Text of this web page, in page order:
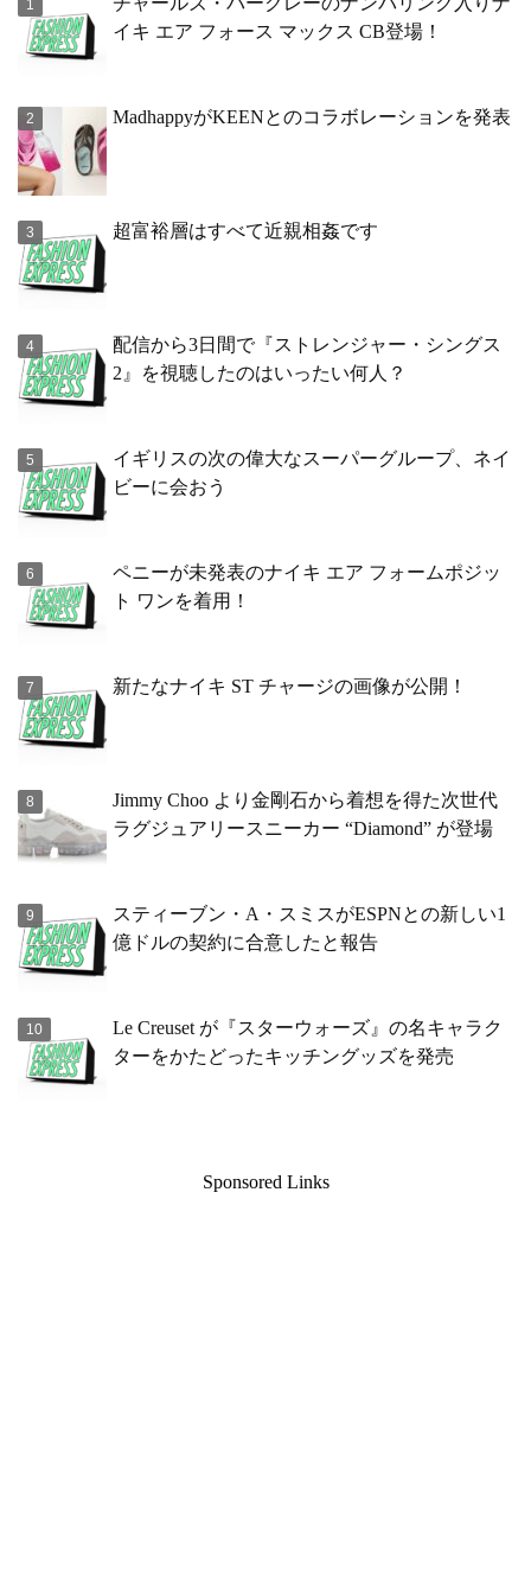
イキ エア フォース マックス CB登場！
MadhappyがKEENとのコラボレーションを発表
超富裕層はすべて近親相姦です
配信から3日間で『ストレンジャー・シングス
2』を視聴したのはいったい何人？
イギリスの次の偉大なスーパーグループ、ネイ
ビーに会おう
ペニーが未発表のナイキ エア フォームポジッ
ト ワンを着用！
新たなナイキ ST チャージの画像が公開！
Jimmy Choo より金剛石から着想を得た次世代
ラグジュアリースニーカー “Diamond” が登場
スティーブン・A・スミスがESPNとの新しい1
億ドルの契約に合意したと報告
Le Creuset が『スターウォーズ』の名キャラク
ターをかたどったキッチングッズを発売
Sponsored Links